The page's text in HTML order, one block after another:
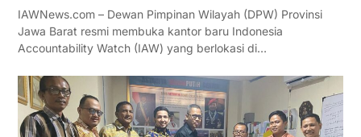
IAWNews.com – Dewan Pimpinan Wilayah (DPW) Provinsi
Jawa Barat resmi membuka kantor baru Indonesia
Accountability Watch (IAW) yang berlokasi di…